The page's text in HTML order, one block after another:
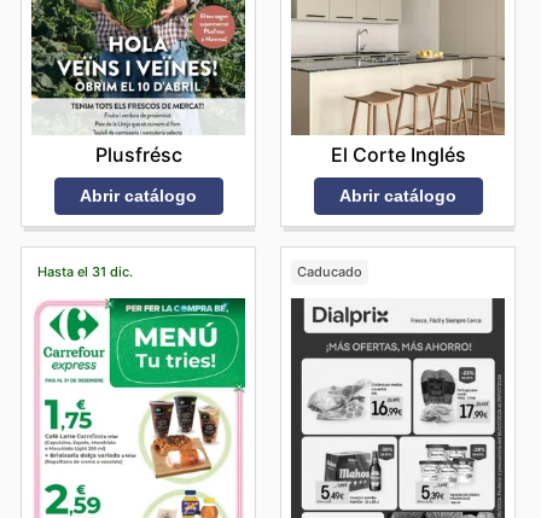
Plusfrésc
Abrir catálogo
El Corte Inglés
Abrir catálogo
Hasta el 31 dic. Caducado